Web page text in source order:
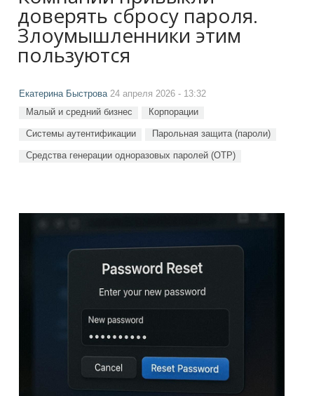
доверять сбросу пароля.
Злоумышленники этим
пользуются
Екатерина Быстрова24 апреля 2026 - 13:32
Малый и средний бизнес Корпорации
Системы аутентификации Парольная защита (пароли)
Средства генерации одноразовых паролей (OTP)